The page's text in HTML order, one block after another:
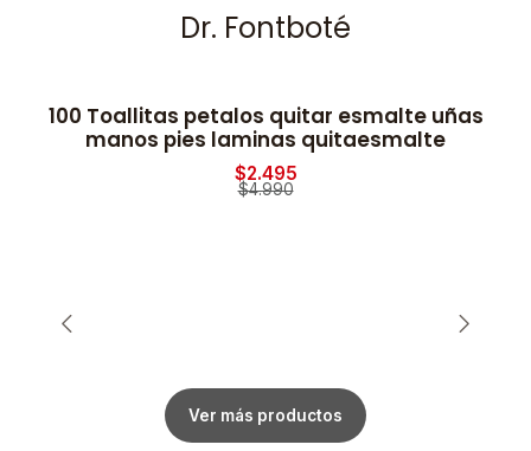
Dr. Fontboté
-50% OFF
100 Toallitas petalos quitar esmalte uñas
manos pies laminas quitaesmalte
$2.495
$4.990
Ver más productos